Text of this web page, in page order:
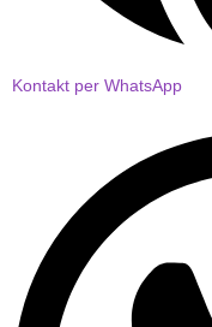
Kontakt per WhatsApp